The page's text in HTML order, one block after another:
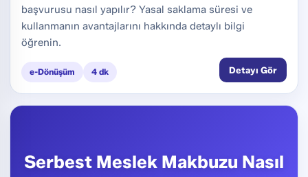
başvurusu nasıl yapılır? Yasal saklama süresi ve
kullanmanın avantajlarını hakkında detaylı bilgi
öğrenin.
e-Dönüşüm 4 dk Detayı Gör
Serbest Meslek Makbuzu Nasıl